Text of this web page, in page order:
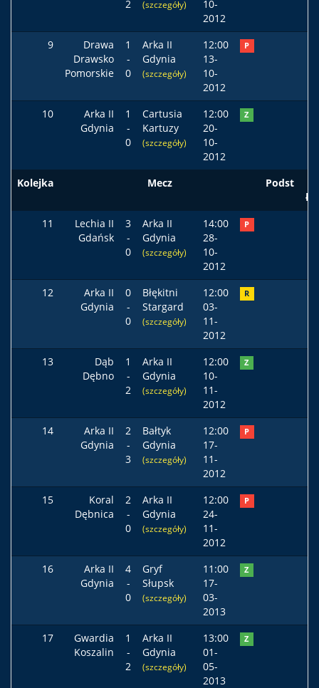
2 (szczegóły)
10-
2012
9
Drawa
Drawsko
Pomorskie
1
-
0
Arka II
Gdynia
(szczegóły)
12:00
13-
10-
2012
P
10
Arka II
Gdynia
1
-
0
Cartusia
Kartuzy
(szczegóły)
12:00
20-
10-
2012
Z
Kolejka Mecz Podst
11
Lechia II
Gdańsk
3
-
0
Arka II
Gdynia
(szczegóły)
14:00
28-
10-
2012
P
12
Arka II
Gdynia
0
-
0
Błękitni
Stargard
(szczegóły)
12:00
03-
11-
2012
R
13
Dąb
Dębno
1
-
2
Arka II
Gdynia
(szczegóły)
12:00
10-
11-
2012
Z
14
Arka II
Gdynia
2
-
3
Bałtyk
Gdynia
(szczegóły)
12:00
17-
11-
2012
P
15
Koral
Dębnica
2
-
0
Arka II
Gdynia
(szczegóły)
12:00
24-
11-
2012
P
16
Arka II
Gdynia
4
-
0
Gryf
Słupsk
(szczegóły)
11:00
17-
03-
2013
Z
17
Gwardia
Koszalin
1
-
2
Arka II
Gdynia
(szczegóły)
13:00
01-
05-
2013
Z